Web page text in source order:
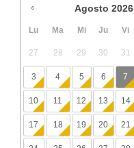
Agosto 2026
Lu Ma Mi Ju Vi
27 28 29 30 31
3 4 5 6 7
10 11 12 13 14
17 18 19 20 21